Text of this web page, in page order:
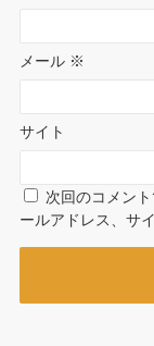
メール ※
サイト
次回のコメン
ールアドレス、サ